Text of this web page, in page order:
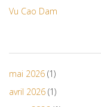
Vu Cao Dam
mai 2026 (1)
avril 2026 (1)